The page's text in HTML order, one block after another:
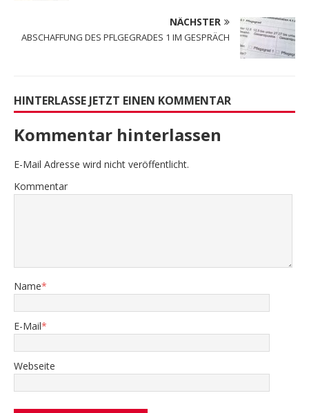
NÄCHSTER
ABSCHAFFUNG DES PFLGEGRADES 1 IM GESPRÄCH
HINTERLASSE JETZT EINEN KOMMENTAR
Kommentar hinterlassen
E-Mail Adresse wird nicht veröffentlicht.
Kommentar
Name*
E-Mail*
Webseite